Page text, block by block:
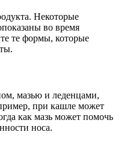
Некоторые
во время
те формы, которые
мазью и леденцами,
при кашле может
как мазь может помочь
носа.